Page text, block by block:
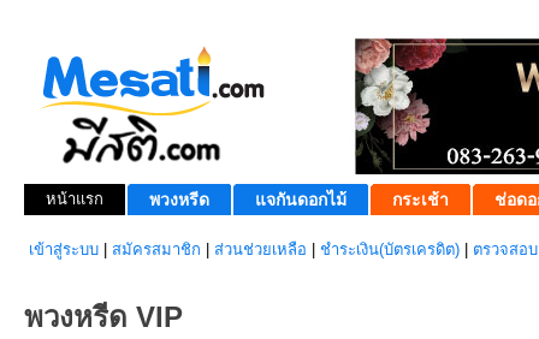
หน้าแรก พวงหรีด แจกันดอกไม้ กระเช้า ช่อดอ
เข้าสู่ระบบ สมัครสมาชิก ส่วนช่วยเหลือ ชำระเงิน(บัตรเครดิต) ตรวจสอ
พวงหรีด VIP